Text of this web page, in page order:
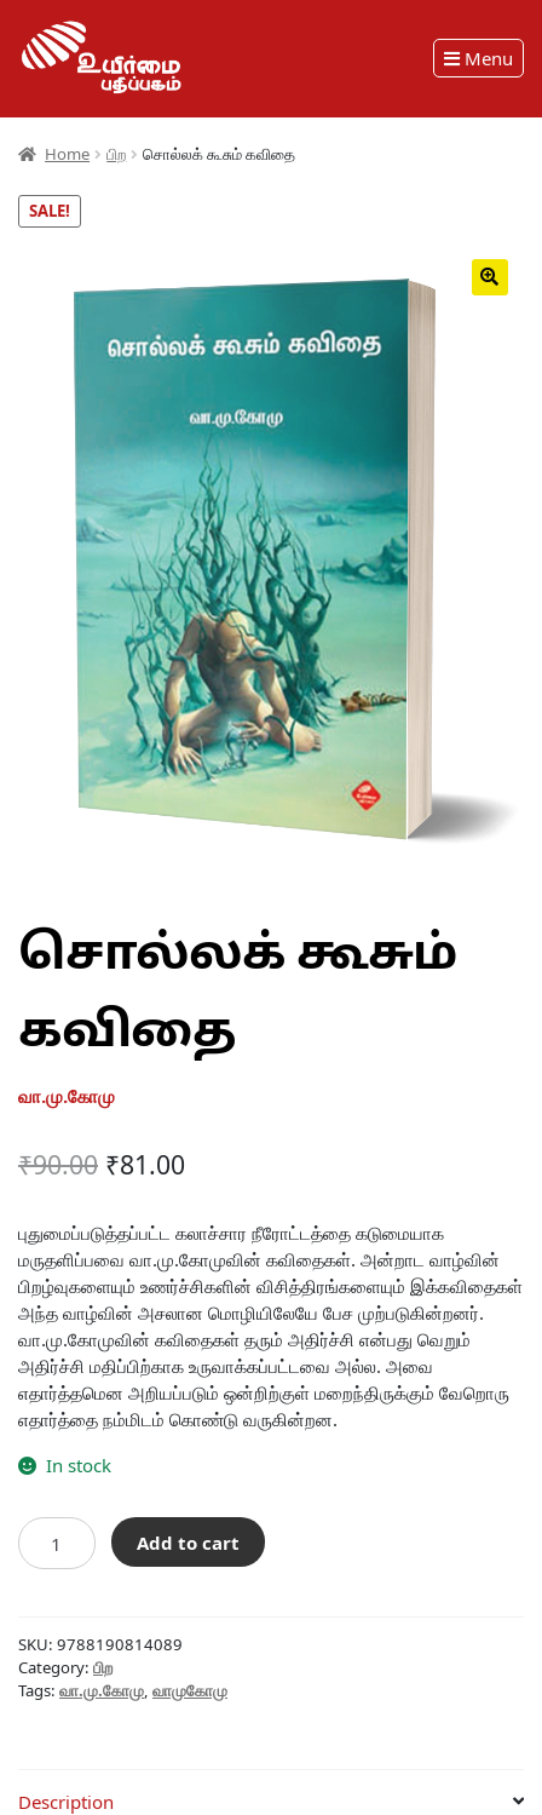
Menu
Home பிற சொல்லக் கூசும் கவிதை
SALE!
சொல்லக் கூசும்
கவிதை
வா.மு.கோமு
₹90.00 Original
was:
₹90.00.
₹81.00
is:
₹81.00.
புதுமைப்படுத்தப்பட்ட கலாச்சார நீரோட்டத்தை கடுமையாக
மருதளிப்பவை வா.மு.கோமுவின் கவிதைகள். அன்றாட வாழ்வின்
பிறழ்வுகளையும் உணர்ச்சிகளின் விசித்திரங்களையும் இக்கவிதைகள்
அந்த வாழ்வின் அசலான மொழியிலேயே பேச முற்படுகின்றனர்.
வா.மு.கோமுவின் கவிதைகள் தரும் அதிர்ச்சி என்பது வெறும்
அதிர்ச்சி மதிப்பிற்காக உருவாக்கப்பட்டவை அல்ல. அவை
எதார்த்தமென அறியப்படும் ஒன்றிற்குள் மறைந்திருக்கும் வேறொரு
எதார்த்தை நம்மிடம் கொண்டு வருகின்றன.
In stock
சொல்லக்
கூசும்
Add to cart
SKU: 9788190814089
Category: பிற
Tags: வா.மு.கோமு, வாமுகோமு
Description